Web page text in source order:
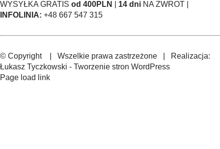
WYSYŁKA GRATIS od 400PLN 14 dni NA ZWROT |
INFOLINIA: +48 667 547 315
© Copyright
| Wszelkie prawa zastrzeżone | Realizacja:
Łukasz Tyczkowski - Tworzenie stron WordPress
Page load link